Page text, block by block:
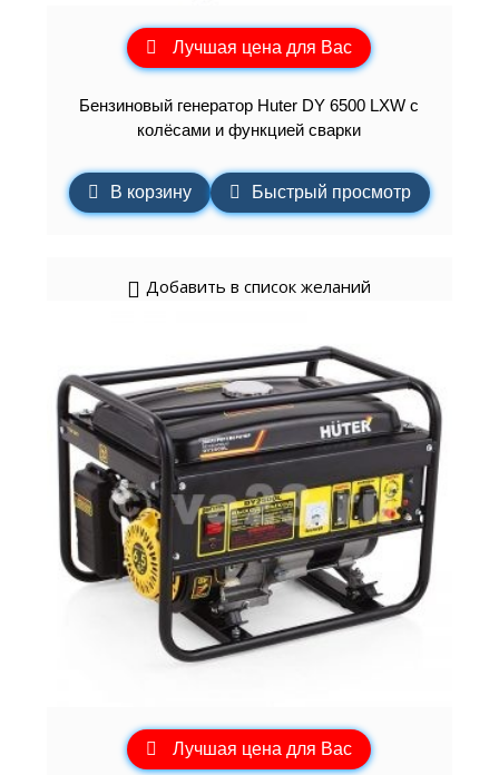
Лучшая цена для Вас
Бензиновый генератор Huter DY 6500 LXW с
колёсами и функцией сварки
В корзину Быстрый просмотр
Добавить в список желаний
Лучшая цена для Вас